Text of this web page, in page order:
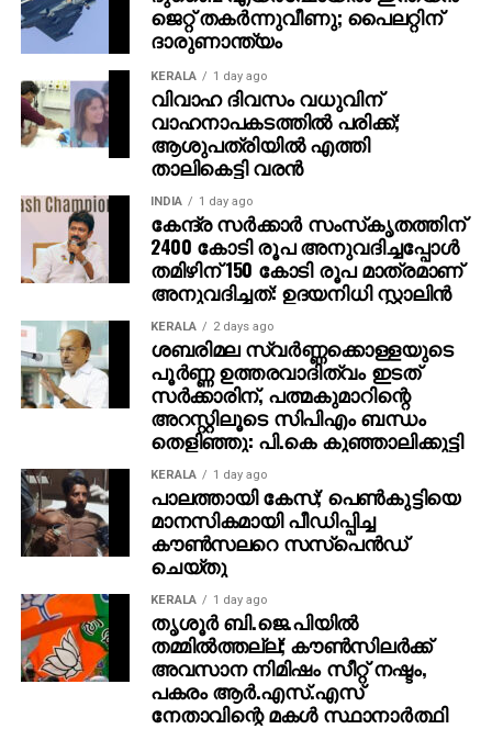
ഇന്ത്യക്കായി ഒരു ടെസ്റ്റ് മത്സരം കളിച്ചത്.
ത്രിപുരയ്ക്കെതിരെ വിക്കറ്റ് വീഴ്ത്തുന്നതിന് മുമ്പ്
ബംഗാളിനെ അവരുടെ ആദ്യ രണ്ട് രഞ്ജി ട്രോഫി
മത്സരങ്ങളില്‍ തുടര്‍ച്ചയായി വിജയിക്കാന്‍
സഹായിക്കുന്നതിന് അദ്ദേഹം ഇതുവരെ 15 വിക്കറ്റുകള്‍
നേടിയിട്ടുണ്ട്. ഈ സീസണില്‍ മൂന്ന് മത്സരങ്ങളില്‍ നിന്ന്
91 ഓവര്‍ എറിഞ്ഞു.
2023 ലോകകപ്പിന് ശേഷം വെറ്ററന്‍ പേസര്‍ കണങ്കാലിന്
ശസ്ത്രക്രിയയ്ക്ക് വിധേയനായി, അവിടെ 10.70
ശരാശരിയില്‍ 24 സ്‌കാല്‍പ്പുകളുമായി ടൂര്‍ണമെന്റിലെ
മുന്‍നിര വിക്കറ്റ് വേട്ടക്കാരനായി അദ്ദേഹം ഫിനിഷ്
ചെയ്തു.
കഴിഞ്ഞയാഴ്ച, സെലക്ഷന്‍ വിവാദത്തില്‍ ബംഗാളിനെ
141 റണ്‍സിന് തോല്‍പ്പിച്ചതിന് ശേഷമുള്ള സെലക്ഷന്‍
വിവാദത്തെക്കുറിച്ച് സംസാരിക്കവെ ഷമി
മാധ്യമപ്രവര്‍ത്തകരോട് പറഞ്ഞു, ”അതെ, ഈ
ചോദ്യം വരുമെന്ന് എനിക്കറിയാമായിരുന്നു,
എന്തായാലും ഞാന്‍ എപ്പോഴും വിവാദത്തിലാണ്.
നിങ്ങള്‍ എന്നെ വില്ലനാക്കിയിരിക്കുന്നു! മറ്റെന്താണ്
ഞാന്‍ പറയുക? ഇന്നത്തെ ലോകത്ത്, സോഷ്യല്‍
മീഡിയ വളച്ചൊടിക്കുന്നു. എനിക്ക് വിശ്രമം
നല്‍കുന്നതാണ് എന്റെ ജോലി. ബംഗാളിനായി ഞാന്‍
കളിക്കുന്ന ഓരോ മത്സരവും എനിക്ക് ഒരു ഓര്‍മ്മയാണ്.
ജെറ്റ് തകര്‍ന്നുവീണു; പൈലറ്റിന്
ദാരുണാന്ത്യം
KERALA 1 day ago
വിവാഹ ദിവസം വധുവിന്
വാഹനാപകടത്തില്‍ പരിക്ക്;
ആശുപത്രിയില്‍ എത്തി
താലികെട്ടി വരന്‍
INDIA 1 day ago
കേന്ദ്ര സര്‍ക്കാര്‍ സംസ്‌കൃതത്തിന്
2400 കോടി രൂപ അനുവദിച്ചപ്പോള്‍
തമിഴിന് 150 കോടി രൂപ മാത്രമാണ്
അനുവദിച്ചത്: ഉദയനിധി സ്റ്റാലിന്‍
KERALA 2 days ago
ശബരിമല സ്വര്‍ണ്ണക്കൊള്ളയുടെ
പൂര്‍ണ്ണ ഉത്തരവാദിത്വം ഇടത്
സര്‍ക്കാരിന്, പത്മകുമാറിന്റെ
അറസ്റ്റിലൂടെ സിപിഎം ബന്ധം
തെളിഞ്ഞു: പി.കെ കുഞ്ഞാലിക്കുട്ടി
KERALA 1 day ago
പാലത്തായി കേസ്; പെൺകുട്ടിയെ
മാനസികമായി പീഡിപ്പിച്ച
കൗൺസലറെ സസ്പെൻഡ്
ചെയ്തു
KERALA 1 day ago
തൃശൂര്‍ ബി.ജെ.പിയില്‍
തമ്മില്‍ത്തല്ല്; കൗണ്‍സിലര്‍ക്ക്
അവസാന നിമിഷം സീറ്റ് നഷ്ടം,
പകരം ആര്‍.എസ്.എസ്
നേതാവിന്റെ മകള്‍ സ്ഥാനാര്‍ത്ഥി